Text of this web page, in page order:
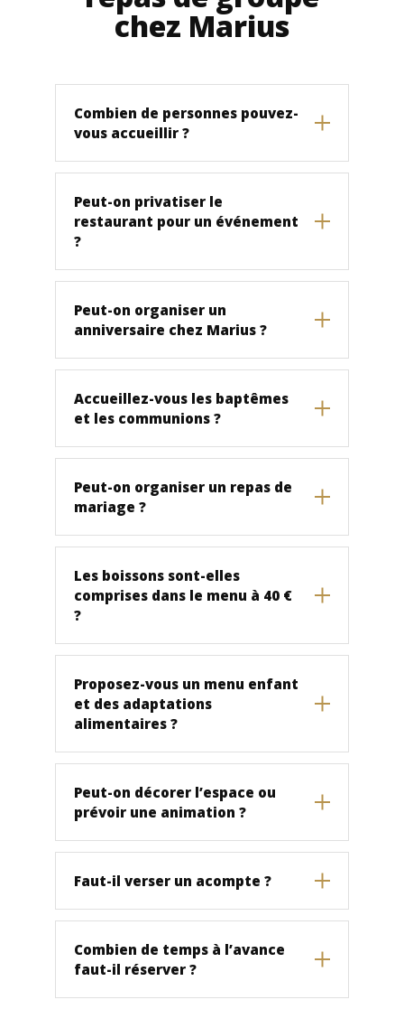
chez Marius
Combien de personnes pouvez-
vous accueillir ?
Peut-on privatiser le
restaurant pour un événement
?
Peut-on organiser un
anniversaire chez Marius ?
Accueillez-vous les baptêmes
et les communions ?
Peut-on organiser un repas de
mariage ?
Les boissons sont-elles
comprises dans le menu à 40 €
?
Proposez-vous un menu enfant
et des adaptations
alimentaires ?
Peut-on décorer l’espace ou
prévoir une animation ?
Faut-il verser un acompte ?
Combien de temps à l’avance
faut-il réserver ?